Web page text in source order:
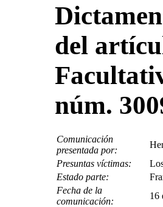
del
núm.
Comunicación
presentada por:
Presuntas víctimas:
Estado parte:
Fecha de la
comunicación:
16